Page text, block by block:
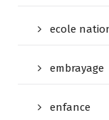
ecole
embrayage
enfance